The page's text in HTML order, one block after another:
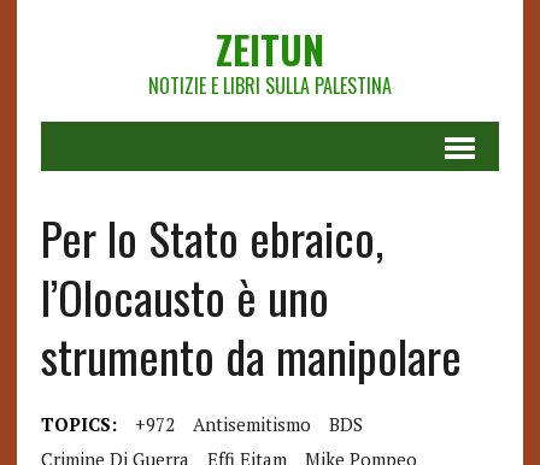
ZEITUN
NOTIZIE E LIBRI SULLA PALESTINA
Per lo Stato ebraico,
l’Olocausto è uno
strumento da manipolare
TOPICS: +972 Antisemitismo
BDS
Crimine Di Guerra
Effi Eitam
Mike Pompeo